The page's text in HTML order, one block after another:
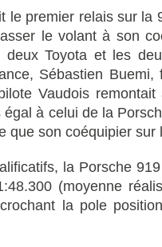
le premier relais sur la
le volant à son
deux Toyota et les
Sébastien
Vaudois
à celui de la
que son coéquipier sur
la Porsche
(moyenne
la pole